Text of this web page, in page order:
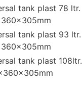
tank plast 78 ltr.
tank plast 93 ltr.
tank plast 108ltr.